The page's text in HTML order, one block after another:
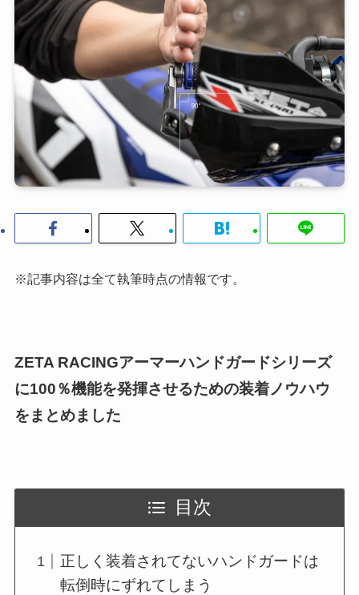
※記事内容は全て執筆時点の情報です。
ZETA RACINGアーマーハンドガードシリーズ
に100％機能を発揮させるための装着ノウハウ
をまとめました
目次
正しく装着されてないハンドガードは
転倒時にずれてしまう